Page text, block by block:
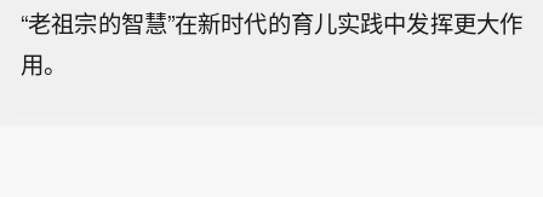
“老祖宗的智慧”在新时代的育儿实践中发挥更大作
用。